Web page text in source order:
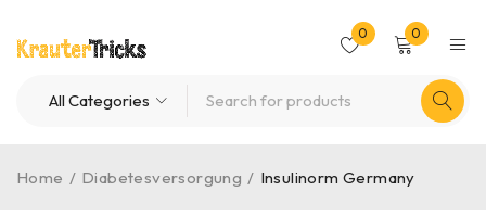
0 0
Home / Diabetesversorgung / Insulinorm Germany